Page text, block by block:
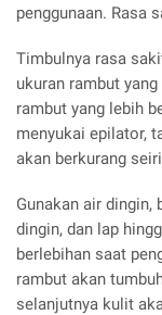
penggunaan. Rasa
Timbulnya rasa
ukuran rambut
rambut yang lebih
menyukai epilator,
akan berkurang
Gunakan air dingin,
dingin, dan lap
berlebihan saat
rambut akan
selanjutnya kulit